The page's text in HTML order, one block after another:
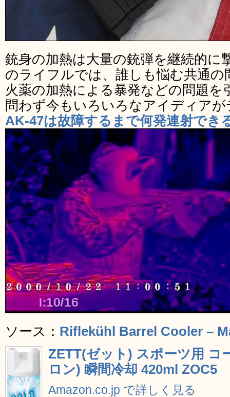
銃身の加熱は大量の銃弾を継続的に
のライフルでは、誰しも悩む共通の
火薬の加熱による暴発などの問題を
問わず今もいろいろなアイディア
AK-47は故障するまで何発連射でき
ソース： Riflekühl Barrel Cooler –
ZETT(ゼット) スポーツ用 コ
ロン) 瞬間冷却 420ml ZOC5
Amazon.co.jp で詳しく見る